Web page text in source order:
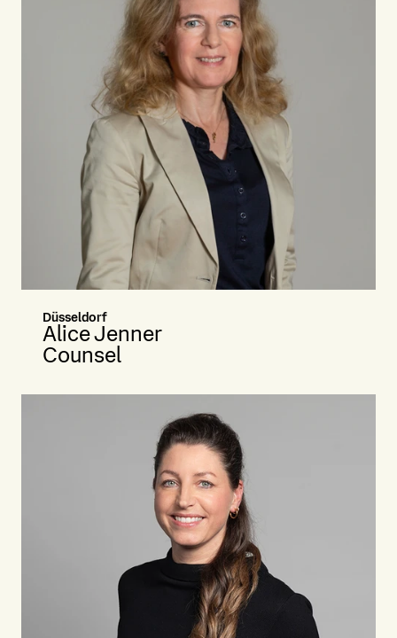
Düsseldorf
Alice Jenner
Counsel